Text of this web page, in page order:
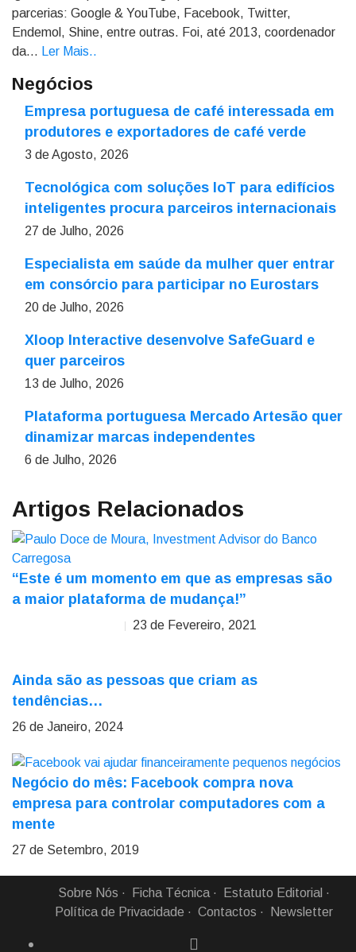
parcerias: Google & YouTube, Facebook, Twitter,
Endemol, Shine, entre outras. Foi, até 2013, coordenador
da...
Ler Mais..
Negócios
Empresa portuguesa de café interessada em
produtores e exportadores de café verde
3 de Agosto, 2026
Tecnológica com soluções IoT para edifícios
inteligentes procura parceiros internacionais
27 de Julho, 2026
Especialista em saúde da mulher quer entrar
em consórcio para participar no Eurostars
20 de Julho, 2026
Xloop Interactive desenvolve SafeGuard e
quer parceiros
13 de Julho, 2026
Plataforma portuguesa Mercado Artesão quer
dinamizar marcas independentes
6 de Julho, 2026
Artigos Relacionados
“Este é um momento em que as empresas são
a maior plataforma de mudança!”
23 de Fevereiro, 2021
Ainda são as pessoas que criam as
tendências…
26 de Janeiro, 2024
Negócio do mês: Facebook compra nova
empresa para controlar computadores com a
mente
27 de Setembro, 2019
Sobre Nós Ficha Técnica
Estatuto Editorial
Política de Privacidade
Contactos Newsletter